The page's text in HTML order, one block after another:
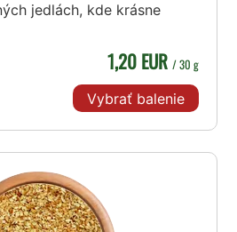
jedlách, kde krásne
1,20 EUR / 30 g
Vybrať balenie